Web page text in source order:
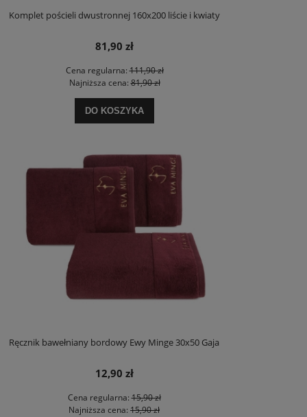
Komplet pościeli dwustronnej 160x200 liście i kwiaty
81,90 zł
Cena regularna:111,90 zł
Najniższa cena:81,90 zł
DO KOSZYKA
Ręcznik bawełniany bordowy Ewy Minge 30x50 Gaja
12,90 zł
Cena regularna:15,90 zł
Najniższa cena: 15,90 zł